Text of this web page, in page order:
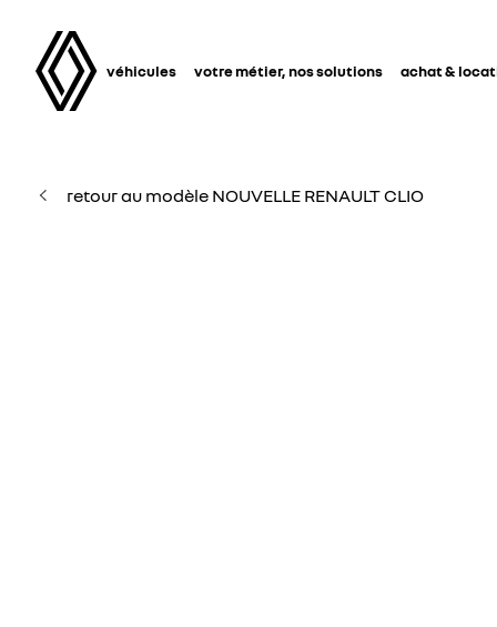
véhicules votre métier, nos solutions achat &
retour au modèle NOUVELLE RENAULT CLIO